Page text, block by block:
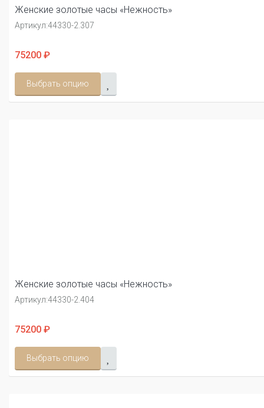
Женские золотые часы «Нежность»
Артикул:44330-2.307
75200 ₽
Выбрать опцию
Женские золотые часы «Нежность»
Артикул:44330-2.404
75200 ₽
Выбрать опцию